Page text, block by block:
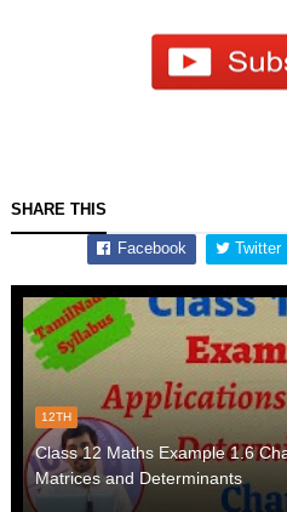
SHARE THIS
Facebook Twitter
12TH
Class 12 Maths Example 1.6
Matrices and Determinants